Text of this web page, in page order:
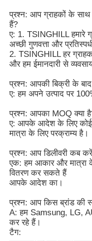
प्रश्न: आप ग्राहकों के
हैं?
ए: 1. TSINGHILL हमारे
अच्छी गुणवत्ता और
2. TSINGHILL हर
और हम ईमानदारी से
प्रश्न: आपकी बिक्री के
ए: हम अपने उत्पाद पर
प्रश्न: आपका MOQ क्या
ए: आपके आदेश के लिए कोई
मात्रा के लिए परक्राम्य है।
प्रश्न: आप डिलीवरी कब
एक: हम आकार और मात्रा
वितरण कर सकते हैं
आपके आदेश का।
प्रश्न: आप किस ब्रांड की
A: हम Samsung, LG,
कर रहे हैं।
टैग: